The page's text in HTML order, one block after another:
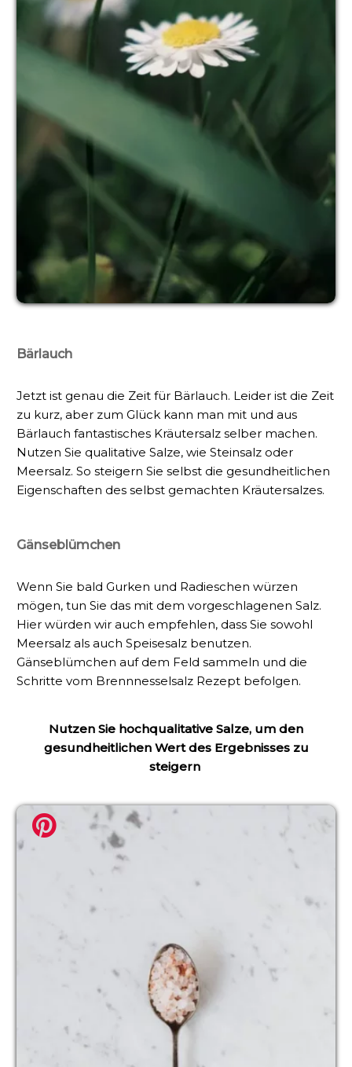
Bärlauch
Jetzt ist genau die Zeit für Bärlauch. Leider ist die Zeit
zu kurz, aber zum Glück kann man mit und aus
Bärlauch fantastisches Kräutersalz selber machen.
Nutzen Sie qualitative Salze, wie Steinsalz oder
Meersalz. So steigern Sie selbst die gesundheitlichen
Eigenschaften des selbst gemachten Kräutersalzes.
Gänseblümchen
Wenn Sie bald Gurken und Radieschen würzen
mögen, tun Sie das mit dem vorgeschlagenen Salz.
Hier würden wir auch empfehlen, dass Sie sowohl
Meersalz als auch Speisesalz benutzen.
Gänseblümchen auf dem Feld sammeln und die
Schritte vom Brennnesselsalz Rezept befolgen.
Nutzen Sie hochqualitative Salze, um den
gesundheitlichen Wert des Ergebnisses zu
steigern